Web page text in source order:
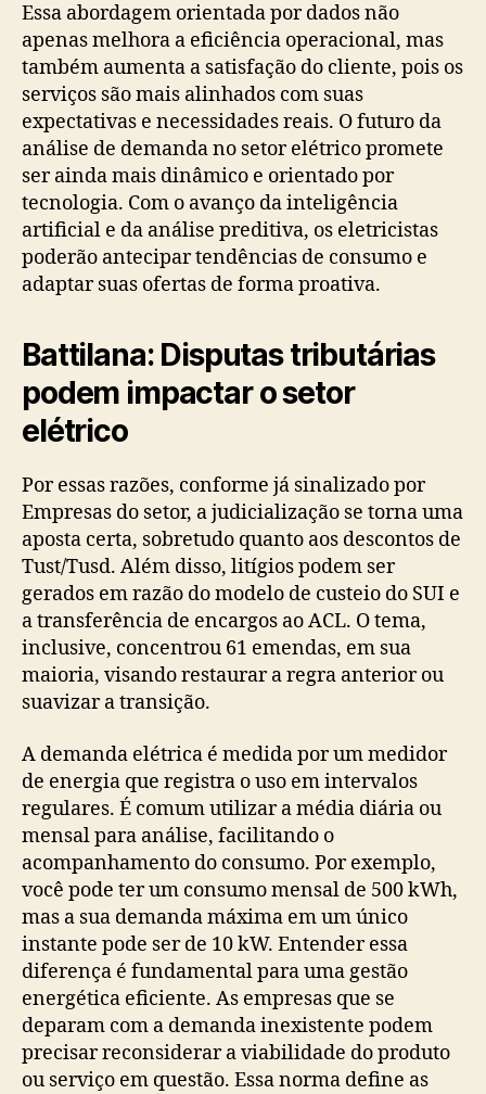
Essa abordagem orientada por dados não
apenas melhora a eficiência operacional, mas
também aumenta a satisfação do cliente, pois os
serviços são mais alinhados com suas
expectativas e necessidades reais. O futuro da
análise de demanda no setor elétrico promete
ser ainda mais dinâmico e orientado por
tecnologia. Com o avanço da inteligência
artificial e da análise preditiva, os eletricistas
poderão antecipar tendências de consumo e
adaptar suas ofertas de forma proativa.
Battilana: Disputas tributárias
podem impactar o setor
elétrico
Por essas razões, conforme já sinalizado por
Empresas do setor, a judicialização se torna uma
aposta certa, sobretudo quanto aos descontos de
Tust/Tusd. Além disso, litígios podem ser
gerados em razão do modelo de custeio do SUI e
a transferência de encargos ao ACL. O tema,
inclusive, concentrou 61 emendas, em sua
maioria, visando restaurar a regra anterior ou
suavizar a transição.
A demanda elétrica é medida por um medidor
de energia que registra o uso em intervalos
regulares. É comum utilizar a média diária ou
mensal para análise, facilitando o
acompanhamento do consumo. Por exemplo,
você pode ter um consumo mensal de 500 kWh,
mas a sua demanda máxima em um único
instante pode ser de 10 kW. Entender essa
diferença é fundamental para uma gestão
energética eficiente. As empresas que se
deparam com a demanda inexistente podem
precisar reconsiderar a viabilidade do produto
ou serviço em questão. Essa norma define as